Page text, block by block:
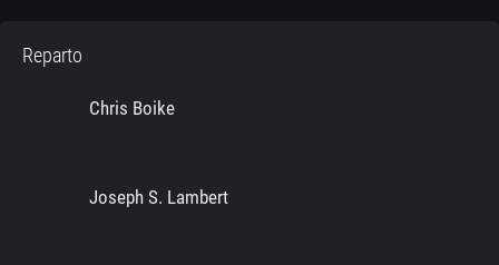
Reparto
Chris Boike
Joseph S. Lambert